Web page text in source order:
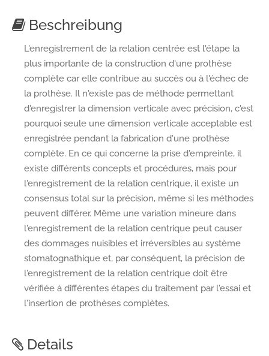
Beschreibung
L'enregistrement de la relation centrée est l'étape la
plus importante de la construction d'une prothèse
complète car elle contribue au succès ou à l'échec de
la prothèse. Il n'existe pas de méthode permettant
d'enregistrer la dimension verticale avec précision, c'est
pourquoi seule une dimension verticale acceptable est
enregistrée pendant la fabrication d'une prothèse
complète. En ce qui concerne la prise d'empreinte, il
existe différents concepts et procédures, mais pour
l'enregistrement de la relation centrique, il existe un
consensus total sur la précision, même si les méthodes
peuvent différer. Même une variation mineure dans
l'enregistrement de la relation centrique peut causer
des dommages nuisibles et irréversibles au système
stomatognathique et, par conséquent, la précision de
l'enregistrement de la relation centrique doit être
vérifiée à différentes étapes du traitement par l'essai et
l'insertion de prothèses complètes.
Details